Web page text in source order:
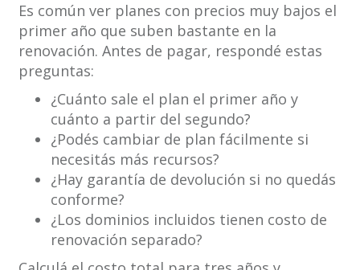
Es común ver planes con precios muy bajos el
primer año que suben bastante en la
renovación. Antes de pagar, respondé estas
preguntas:
¿Cuánto sale el plan el primer año y
cuánto a partir del segundo?
¿Podés cambiar de plan fácilmente si
necesitás más recursos?
¿Hay garantía de devolución si no quedás
conforme?
¿Los dominios incluidos tienen costo de
renovación separado?